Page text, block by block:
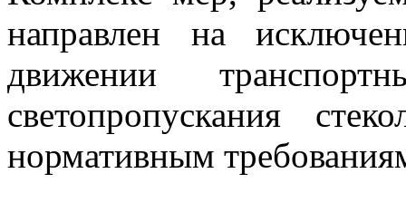
направлен на
движении
светопропускания
нормативным